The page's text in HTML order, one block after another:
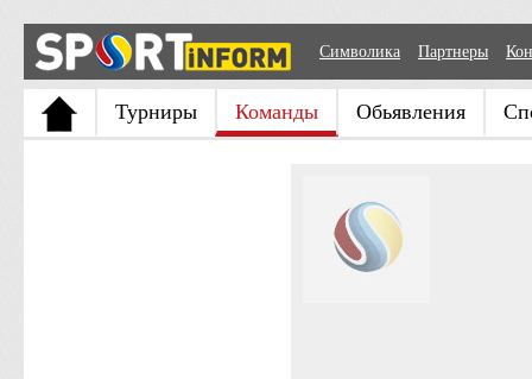
Символика Партнеры
Турниры Команды Обьявления